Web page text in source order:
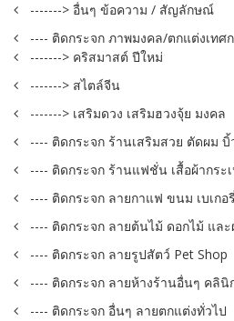
-------> อื่นๆ ข้อความ / สัญลักษณ์
---- ติดกระจก ภาพมงคล/ตกแต่งเทศ
-------> คริสมาสต์ ปีใหม่
-------> สไตล์จีน
-------> เสริมดวง เสริมฮวงจุ้ย มงคล
---- ติดกระจก ร้านเสริมสวย ตัดผม
---- ติดกระจก ร้านแฟชั่น เสื้อผ้ากระเ
---- ติดกระจก ลายกาแฟ ขนม เบเกอ
---- ติดกระจก ลายต้นไม้ ดอกไม้ แล
---- ติดกระจก ลายรูปสัตว์ Pet Shop
---- ติดกระจก ลายห้างร้านอื่นๆ คลินิ
---- ติดกระจก อื่นๆ ลายตกแต่งทั่วไป